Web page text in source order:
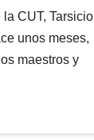
CUT, Tarsicio
unos meses,
maestros y